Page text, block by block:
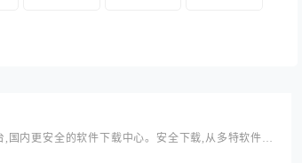
内更安全的软件下载中心。安全下载,从多特软件站
件、无木马的纯绿色软件下载站。